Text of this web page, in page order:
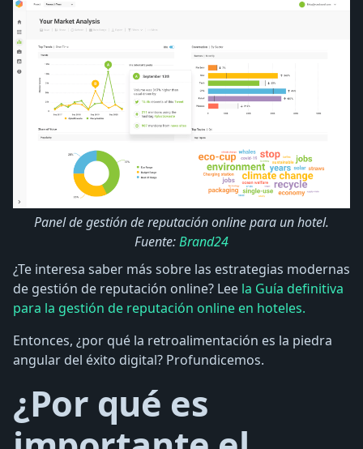
Panel de gestión de reputación online para un hotel.
Fuente:Brand24
¿Te interesa saber más sobre las estrategias modernas
de gestión de reputación online? Lee la Guía definitiva
para la gestión de reputación online en hoteles.
Entonces, ¿por qué la retroalimentación es la piedra
angular del éxito digital? Profundicemos.
¿Por qué es